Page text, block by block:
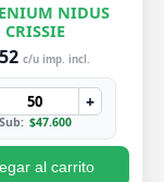
NIDUS
CRISSIE
c/u imp. incl.
+
Sub: $47.600
al carrito